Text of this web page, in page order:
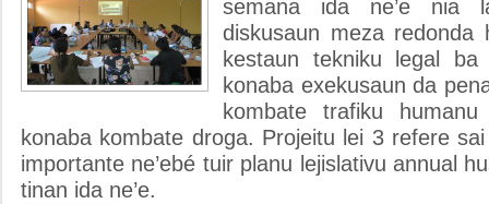
semana ida ne’e nia
diskusaun meza redonda
kestaun tekniku legal
konaba exekusaun da
kombate trafiku
konaba kombate droga. Projeitu lei 3 refere
importante ne’ebé tuir planu lejislativu annual
tinan ida ne’e.